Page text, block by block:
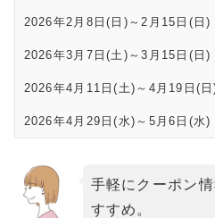
2026年2月8日(日)～2月15日(日)
2026年3月7日(土)～3月15日(日)
2026年4月11日(土)～4月19日(日
2026年4月29日(水)～5月6日(水)
手軽にクーポン
すすめ。